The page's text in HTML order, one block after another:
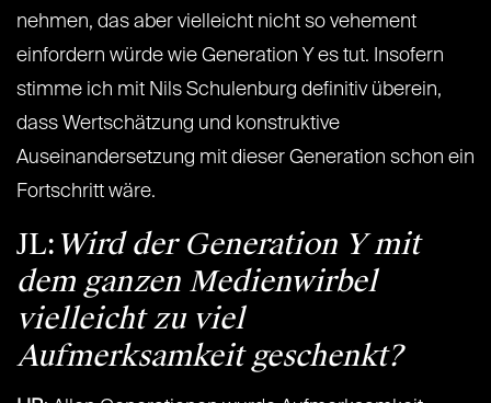
nehmen, das aber vielleicht nicht so vehement
einfordern würde wie Generation Y es tut. Insofern
stimme ich mit Nils Schulenburg definitiv überein,
dass Wertschätzung und konstruktive
Auseinandersetzung mit dieser Generation schon ein
Fortschritt wäre.
JL: Wird der Generation Y mit
dem ganzen Medienwirbel
vielleicht zu viel
Aufmerksamkeit geschenkt?